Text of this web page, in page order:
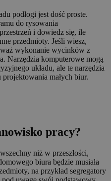
podłogi jest dość proste.
do rysowania
i dowiedz się, ile
przedmioty. Jeśli wiesz,
wykonanie wycinków z
Narzędzia komputerowe mogą
układu, ale te narzędzia
małych biur.
pracy?
niż w przeszłości,
biura będzie musiała
na przykład segregatory